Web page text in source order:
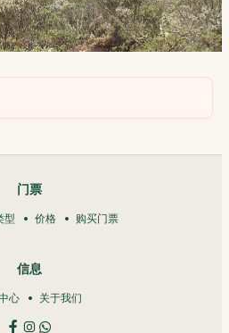
门票
型 价格 购买门票
信息
心 关于我们